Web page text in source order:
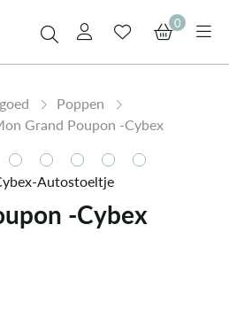
0
Poppen
Grand Poupon -Cybex
-Cybex